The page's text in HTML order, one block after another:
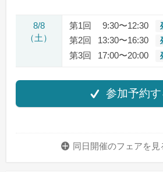
8/8
（土）
第1回 9:30〜12:30
第2回
13:30〜16:30
第3回
17:00〜20:00
参加予約す
同日開催のフェアを 見